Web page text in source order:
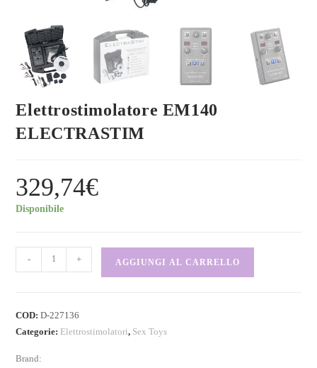
Elettrostimolatore EM140
ELECTRASTIM
329,74€
Disponibile
- + AGGIUNGI AL CARRELLO
COD:D-227136
Categorie: Elettrostimolatori, Sex Toys
Brand: